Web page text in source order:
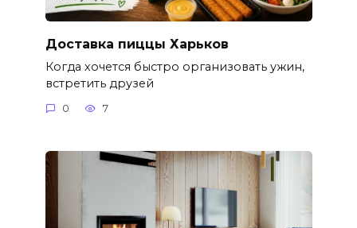
Доставка пиццы Харьков
Когда хочется быстро организовать ужин,
встретить друзей
0 7